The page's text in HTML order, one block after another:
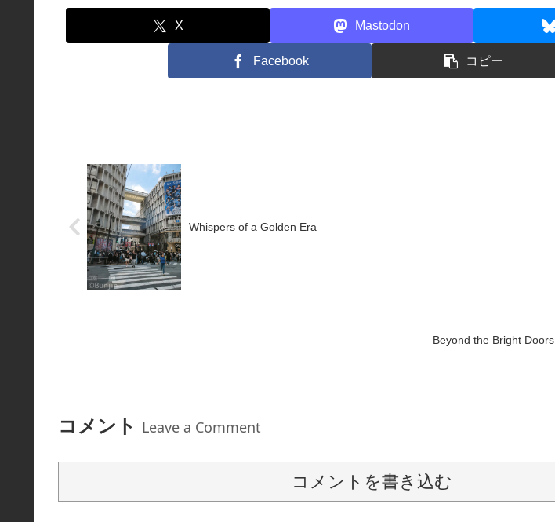
X Mastodon
Facebook コピー
Whispers of a Golden Era
Beyond the Bright Doors
コメント Leave a Comment
コメントを書き込む